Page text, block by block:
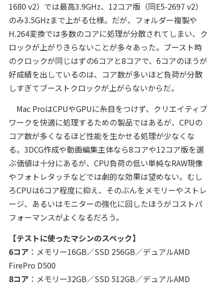
1680 v2）では最高3.9GHz、12コア版（同E5-2697 v2）
のみ3.5GHzまで上がる仕様。だが、フォルダー複製や
H.264変換では多数のコアに処理が分散されてしまい、ク
ロックが上がりきらないことが多々あった。ブースト時
のクロックが同じはずの6コアと8コアで、6コアのほうが
好成績を出しているのは、コア数が多いほど負荷が分散
しすぎてブーストクロックが上がらないからだ。
Mac ProはCPUやGPUに糸目をつけず、クリエイティブ
ワークを快適に処理するための製品ではあるが、CPUの
コア数が多くなるほど性能を生かせる処理が少なくな
る。3DCG作成や動画編集主体なら8コアや12コア版を選
ぶ価値は十分にあるが、CPU負荷の低い単純なRAW現像
やフォトレタッチなどでは劇的な効果は望めない。むし
ろCPUは6コア程度に抑え、そのぶんをメモリーやストレ
ージ、あるいはモニターの強化に回したほうがコストパ
フォーマンスがよくなるだろう。
【テストに使ったマシンのスペック】
6コア：メモリー16GB／SSD 256GB／デュアルAMD
FirePro D500
8コア：メモリー32GB／SSD 512GB／デュアルAMD